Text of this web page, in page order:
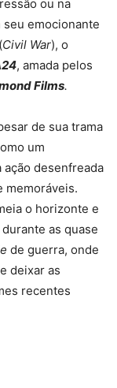
ou na
emocionante
Civil War), o
, amada pelos
Films.
de sua trama
um
desenfreada
memoráveis.
o horizonte e
as quase
de guerra, onde
deixar as
recentes